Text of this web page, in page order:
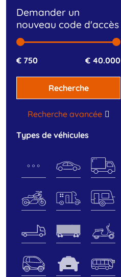
Demander un
nouveau code d'accès
€ 750 € 40.000
Recherche
Recherche avancée
types de véhicules